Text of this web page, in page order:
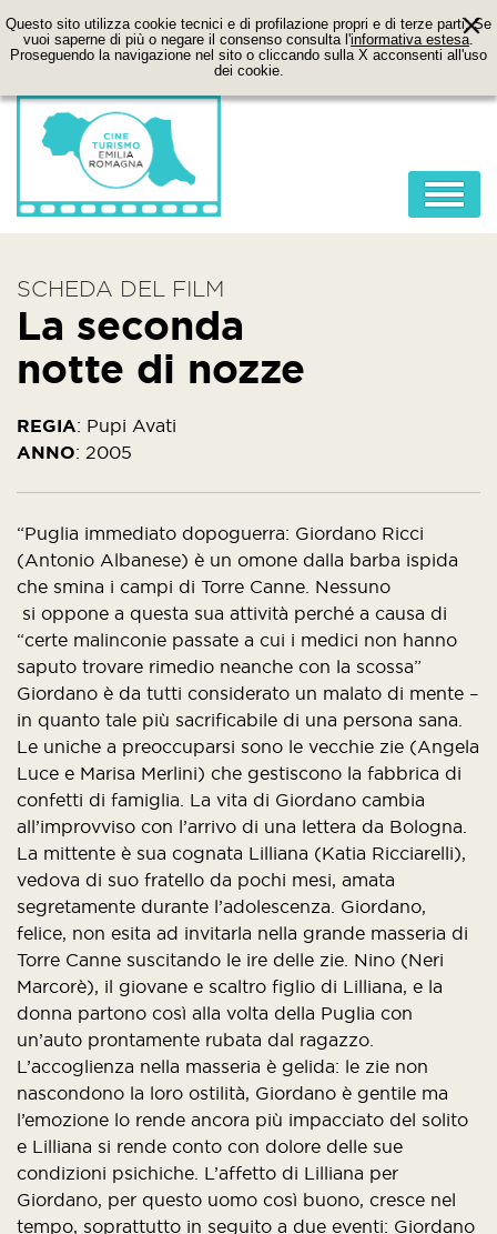
Questo sito utilizza cookie tecnici e di profilazione propri e di terze parti. Se
vuoi saperne di più o negare il consenso consulta l'informativa estesa.
Proseguendo la navigazione nel sito o cliccando sulla X acconsenti all'uso
dei cookie.
ABOUT
FILM
LOCATION
SCHEDA DEL FILM
La seconda
notte di nozze
REGIA: Pupi Avati
ANNO: 2005
“Puglia immediato dopoguerra: Giordano Ricci
(Antonio Albanese) è un omone dalla barba ispida
che smina i campi di Torre Canne. Nessuno
si oppone a questa sua attività perché a causa di
“certe malinconie passate a cui i medici non hanno
saputo trovare rimedio neanche con la scossa”
Giordano è da tutti considerato un malato di mente –
in quanto tale più sacrificabile di una persona sana.
Le uniche a preoccuparsi sono le vecchie zie (Angela
Luce e Marisa Merlini) che gestiscono la fabbrica di
confetti di famiglia. La vita di Giordano cambia
all’improvviso con l’arrivo di una lettera da Bologna.
La mittente è sua cognata Lilliana (Katia Ricciarelli),
vedova di suo fratello da pochi mesi, amata
segretamente durante l’adolescenza. Giordano,
felice, non esita ad invitarla nella grande masseria di
Torre Canne suscitando le ire delle zie. Nino (Neri
Marcorè), il giovane e scaltro figlio di Lilliana, e la
donna partono così alla volta della Puglia con
un’auto prontamente rubata dal ragazzo.
L’accoglienza nella masseria è gelida: le zie non
nascondono la loro ostilità, Giordano è gentile ma
l’emozione lo rende ancora più impacciato del solito
e Lilliana si rende conto con dolore delle sue
condizioni psichiche. L’affetto di Lilliana per
Giordano, per questo uomo così buono, cresce nel
tempo, soprattutto in seguito a due eventi: Giordano